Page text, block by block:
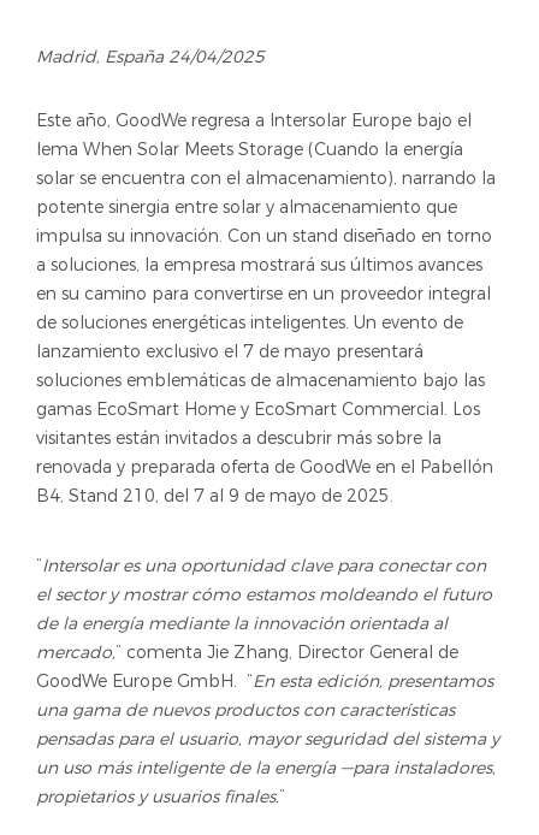
Madrid, España 24/04/2025
Este año, GoodWe regresa a Intersolar Europe bajo el
lema When Solar Meets Storage (Cuando la energía
solar se encuentra con el almacenamiento), narrando la
potente sinergia entre solar y almacenamiento que
impulsa su innovación. Con un stand diseñado en torno
a soluciones, la empresa mostrará sus últimos avances
en su camino para convertirse en un proveedor integral
de soluciones energéticas inteligentes. Un evento de
lanzamiento exclusivo el 7 de mayo presentará
soluciones emblemáticas de almacenamiento bajo las
gamas EcoSmart Home y EcoSmart Commercial. Los
visitantes están invitados a descubrir más sobre la
renovada y preparada oferta de GoodWe en el Pabellón
B4, Stand 210, del 7 al 9 de mayo de 2025.
“Intersolar es una oportunidad clave para conectar con
el sector y mostrar cómo estamos moldeando el futuro
de la energía mediante la innovación orientada al
mercado,” comenta Jie Zhang, Director General de
GoodWe Europe GmbH. “En esta edición, presentamos
una gama de nuevos productos con características
pensadas para el usuario, mayor seguridad del sistema y
un uso más inteligente de la energía —para instaladores,
propietarios y usuarios finales.”